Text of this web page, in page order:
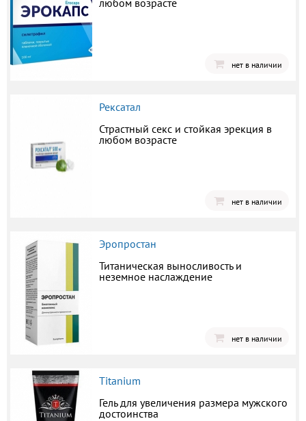
любом возрасте
нет в наличии
Рексатал
Страстный секс и стойкая эрекция в
любом возрасте
нет в наличии
Эропростан
Титаническая выносливость и
неземное наслаждение
нет в наличии
Titanium
Гель для увеличения размера мужского
достоинства